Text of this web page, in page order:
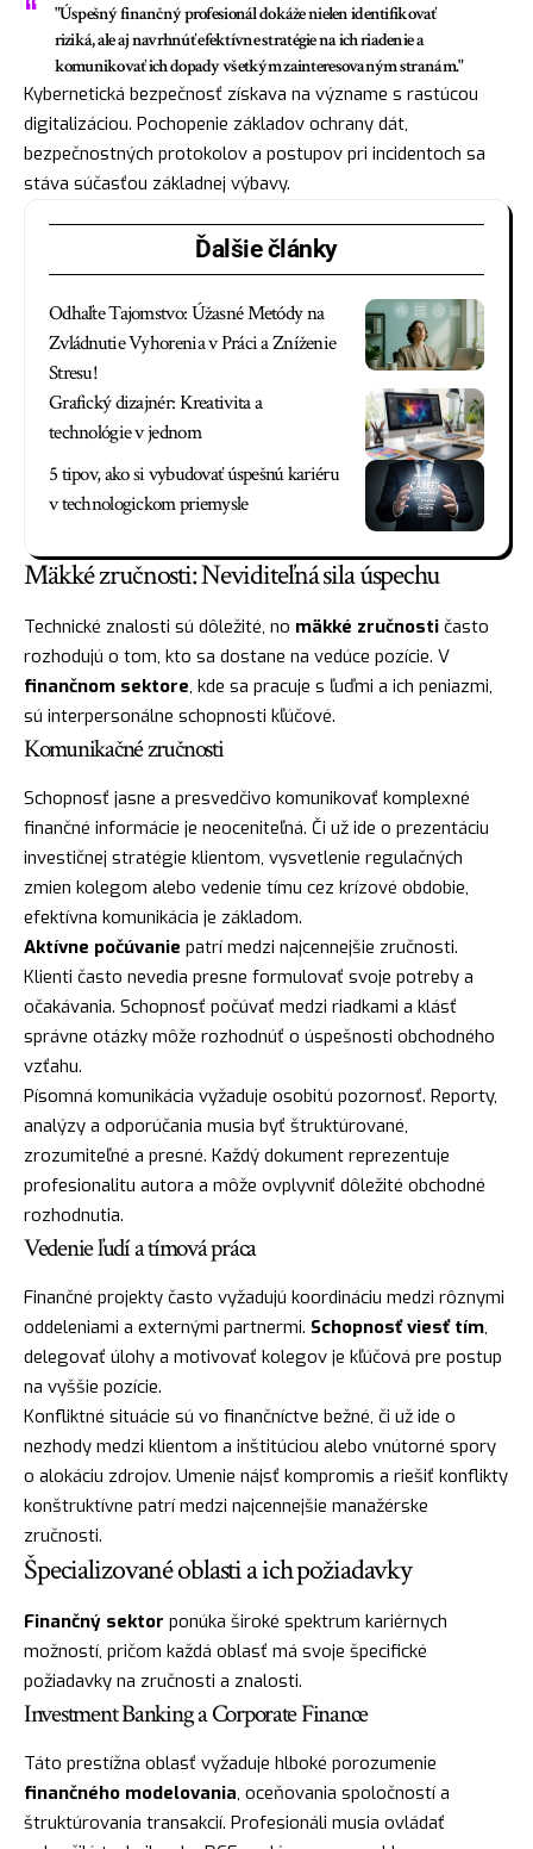
"Úspešný finančný profesionál dokáže nielen identifikovať
riziká, ale aj navrhnúť efektívne stratégie na ich riadenie a
komunikovať ich dopady všetkým zainteresovaným stranám."
Kybernetická bezpečnosť získava na význame s rastúcou
digitalizáciou. Pochopenie základov ochrany dát,
bezpečnostných protokolov a postupov pri incidentoch sa
stáva súčasťou základnej výbavy.
Ďalšie články
Odhaľte Tajomstvo: Úžasné Metódy na
Zvládnutie Vyhorenia v Práci a Zníženie
Stresu!
Grafický dizajnér: Kreativita a
technológie v jednom
5 tipov, ako si vybudovať úspešnú kariéru
v technologickom priemysle
Mäkké zručnosti: Neviditeľná sila úspechu
Technické znalosti sú dôležité, no mäkké zručnosti často
rozhodujú o tom, kto sa dostane na vedúce pozície. V
finančnom sektore, kde sa pracuje s ľuďmi a ich peniazmi,
sú interpersonálne schopnosti kľúčové.
Komunikačné zručnosti
Schopnosť jasne a presvedčivo komunikovať komplexné
finančné informácie je neoceniteľná. Či už ide o prezentáciu
investičnej stratégie klientom, vysvetlenie regulačných
zmien kolegom alebo vedenie tímu cez krízové obdobie,
efektívna komunikácia je základom.
Aktívne počúvanie patrí medzi najcennejšie zručnosti.
Klienti často nevedia presne formulovať svoje potreby a
očakávania. Schopnosť počúvať medzi riadkami a klásť
správne otázky môže rozhodnúť o úspešnosti obchodného
vzťahu.
Písomná komunikácia vyžaduje osobitú pozornosť. Reporty,
analýzy a odporúčania musia byť štruktúrované,
zrozumiteľné a presné. Každý dokument reprezentuje
profesionalitu autora a môže ovplyvniť dôležité obchodné
rozhodnutia.
Vedenie ľudí a tímová práca
Finančné projekty často vyžadujú koordináciu medzi rôznymi
oddeleniami a externými partnermi. Schopnosť viesť tím,
delegovať úlohy a motivovať kolegov je kľúčová pre postup
na vyššie pozície.
Konfliktné situácie sú vo finančníctve bežné, či už ide o
nezhody medzi klientom a inštitúciou alebo vnútorné spory
o alokáciu zdrojov. Umenie nájsť kompromis a riešiť konflikty
konštruktívne patrí medzi najcennejšie manažérske
zručnosti.
Špecializované oblasti a ich požiadavky
Finančný sektor ponúka široké spektrum kariérnych
možností, pričom každá oblasť má svoje špecifické
požiadavky na zručnosti a znalosti.
Investment Banking a Corporate Finance
Táto prestížna oblasť vyžaduje hlboké porozumenie
finančného modelovania, oceňovania spoločností a
štruktúrovania transakcií. Profesionáli musia ovládať